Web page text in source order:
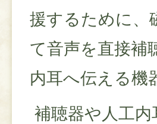
援するために、
て音声を直接補
内耳へ伝える機
補聴器や人工